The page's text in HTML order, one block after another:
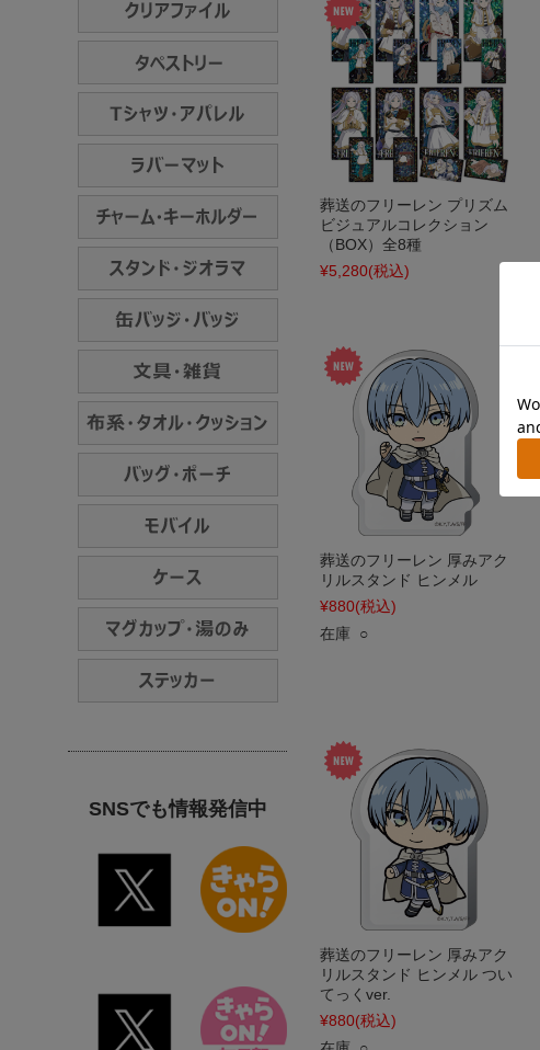
葬送のフリーレン プリズム
ビジュアルコレクション
（BOX）全8種
¥5,280(税込)
葬送のフリーレン 厚みアク
リルスタンド ヒンメル
¥880(税込)
在庫 ○
葬送のフリーレン 厚みアク
リルスタンド ヒンメル つい
てっくver.
¥880(税込)
SNSでも情報発信中